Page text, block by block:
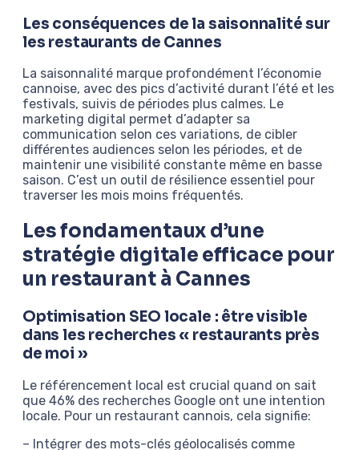
Les conséquences de la saisonnalité sur
les restaurants de Cannes
La saisonnalité marque profondément l’économie
cannoise, avec des pics d’activité durant l’été et les
festivals, suivis de périodes plus calmes. Le
marketing digital permet d’adapter sa
communication selon ces variations, de cibler
différentes audiences selon les périodes, et de
maintenir une visibilité constante même en basse
saison. C’est un outil de résilience essentiel pour
traverser les mois moins fréquentés.
Les fondamentaux d’une
stratégie digitale efficace pour
un restaurant à Cannes
Optimisation SEO locale : être visible
dans les recherches « restaurants près
de moi »
Le référencement local est crucial quand on sait
que 46% des recherches Google ont une intention
locale. Pour un restaurant cannois, cela signifie:
– Intégrer des mots-clés géolocalisés comme